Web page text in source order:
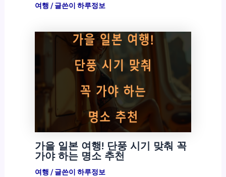
여행 / 글쓴이 하루정보
가을 일본 여행! 단풍 시기 맞춰 꼭
가야 하는 명소 추천
여행 / 글쓴이 하루정보